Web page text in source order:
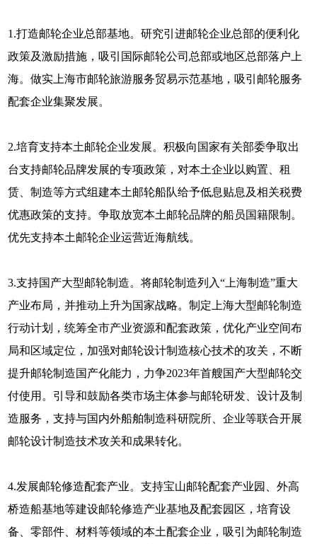
1.打造邮轮企业总部基地。研究引进邮轮企业总部的便利化
政策及激励措施，吸引国际邮轮公司总部或地区总部落户上
海。做实上海市邮轮旅游服务贸易示范基地，吸引邮轮服务
配套企业集聚发展。
2.培育支持本土邮轮企业发展。积极向国家有关部委争取出
台支持邮轮品牌发展的专项政策，对本土企业以购置、租
赁、制造等方式组建本土邮轮船队给予低息贴息及相关税费
优惠政策的支持。争取放宽本土邮轮品牌的船员国籍限制。
优先支持本土邮轮企业运营近海航线。
3.支持国产大型邮轮制造。将邮轮制造列入“上海制造”重大
产业布局，并推动上升为国家战略。制定上海大型邮轮制造
行动计划，统筹全市产业资源和配套政策，优化产业空间布
局和区域定位，加强对邮轮设计制造核心技术的攻关，不断
提升邮轮制造国产化能力，力争2023年首艘国产大型邮轮交
付使用。引导和鼓励各类市场主体参与邮轮研发、设计及制
造服务，支持与国内外船舶制造科研院所、企业等联合开展
邮轮设计制造技术攻关和成果转化。
4.发展邮轮修造配套产业。支持宝山邮轮配套产业园、外高
桥造船基地等建设邮轮修造产业基地及配套园区，培育设
备、零部件、材料等领域的本土配套企业，吸引为邮轮制造